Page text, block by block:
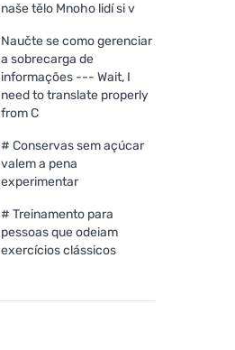
naše tělo Mnoho lidí si v
Naučte se como gerenciar
a sobrecarga de
informações --- Wait, I
need to translate properly
from C
# Conservas sem açúcar
valem a pena
experimentar
# Treinamento para
pessoas que odeiam
exercícios clássicos